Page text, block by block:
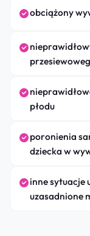
obciążony
płodu
poronienia
dziecka w
inne sytuacje
uzasadnione